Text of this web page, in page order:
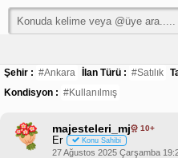
Şehir : #Ankara İlan Türü : #Satılık
Kondisyon : #Kullanılmış
majesteleri_mj 10+
Er Konu Sahibi
27 Ağustos 2025 Çarşamba